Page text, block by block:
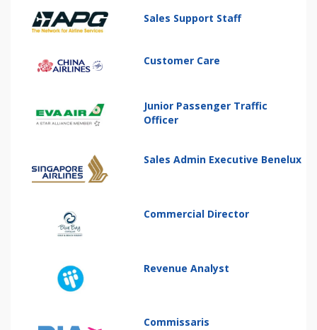
Sales Support Staff
Customer Care
Junior Passenger Traffic
Officer
Sales Admin Executive Benelux
Commercial Director
Revenue Analyst
Commissaris